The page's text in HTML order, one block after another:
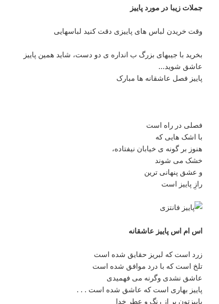
جملات زیبا در مورد پاییز
وقت خریدن لباس های پاییزی دقت کنید لباسهایی
بخرید با جیبهای بزرگ ب انداره ی دو دست، شاید همین پاییز
عاشق شوید…
پاییز فصل عاشقانه ها مبارک
فصلی در راه است
با اشک هایی که
هنوز بر گونه ی خیابان نیفتاده،
خشک می شوند
و عشق پنهانی ترین
رازِ پاییز است
اس ام اس پاییز عاشقانه
زرد است که لبریز حقایق شده است
تلخ است که با درد موافق شده است
عاشق نشدی وگرنه می فهمیدی
پاییز بهاری است که عاشق شده است . . .
پاییزتون پر از رنگ و عطر خدا